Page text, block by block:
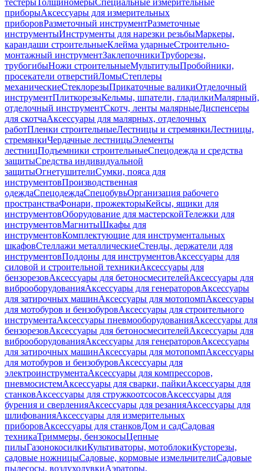
тестерыТолщиномерыСпециальные измерительные
приборыАксессуары для измерительных
приборовРазметочный инструментРазметочные
инструментыИнструменты для нарезки резьбыМаркеры,
карандаши строительныеКлейма ударныеСтроительно-
монтажный инструментЗаклепочникиТруборезы,
трубогибыНожи строительныеМультитулыПробойники,
просекатели отверстийЛомыСтеплеры
механическиеСтеклорезыПрикаточные валикиОтделочный
инструментПлиткорезыКельмы, шпатели, гладилкиМалярный,
отделочный инструментСкотч, ленты малярныеДиспенсеры
для скотчаАксессуары для малярных, отделочных
работПленки строительныеЛестницы и стремянкиЛестницы,
стремянкиЧердачные лестницыЭлементы
лестницПодъемники строительныеСпецодежда и средства
защитыСредства индивидуальной
защитыОгнетушителиСумки, пояса для
инструментовПроизводственная
одеждаСпецодеждаСпецобувьОрганизация рабочего
пространстваФонари, прожекторыКейсы, ящики для
инструментовОборудование для мастерскойТележки для
инструментовМагнитыШкафы для
инструментовКомплектующие для инструментальных
шкафовСтеллажи металлическиеСтенды, держатели для
инструментовПоддоны для инструментовАксессуары для
силовой и строительной техникиАксессуары для
бензорезовАксессуары для бетоносмесителейАксессуары для
виброоборудованияАксессуары для генераторовАксессуары
для затирочных машинАксессуары для мотопомпАксессуары
для мотобуров и бензобуровАксессуары для строительного
инструментаАксессуары пневмооборудованияАксессуары для
бензорезовАксессуары для бетоносмесителейАксессуары для
виброоборудованияАксессуары для генераторовАксессуары
для затирочных машинАксессуары для мотопомпАксессуары
для мотобуров и бензобуровАксессуары для
электроинструментаАксессуары для компрессоров,
пневмосистемАксессуары для сварки, пайкиАксессуары для
станковАксессуары для стружкоотсосовАксессуары для
бурения и сверленияАксессуары для резанияАксессуары для
шлифованияАксессуары для измерительных
приборовАксессуары для станковДом и садСадовая
техникаТриммеры, бензокосыЦепные
пилыГазонокосилкиКультиваторы, мотоблокиКусторезы,
садовые ножницыСадовые, кормовые измельчителиСадовые
пылесосы, воздуходувкиАэраторы,